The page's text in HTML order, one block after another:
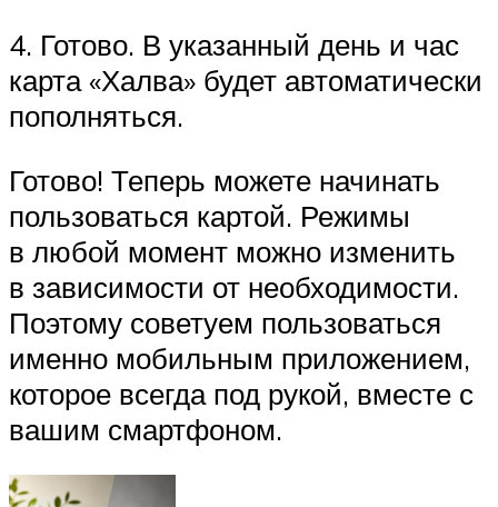
4. Готово. В указанный день и час
карта «Халва» будет автоматически
пополняться.
Готово! Теперь можете начинать
пользоваться картой. Режимы
в любой момент можно изменить
в зависимости от необходимости.
Поэтому советуем пользоваться
именно мобильным приложением,
которое всегда под рукой, вместе с
вашим смартфоном.